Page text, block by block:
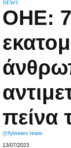
NEWS
ΟΗΕ:
πείνα
@fyinews team
13/07/2023